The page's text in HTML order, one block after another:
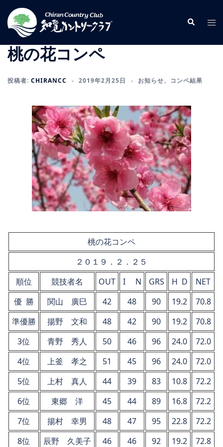
ン
検
索
ト
ル
桃の花コンペ
投稿者: CHIRANCC 2019年2月25日 お知らせ、 コンペ結果
桃の花コンペ
２０１９．２．２５
順位
競技者名 OUT I N GRS H D
NET
優 勝
関山 廣巳 42 48 90 19.2
70.8
準優勝
揚野 文和 48 42 90 19.2
70.8
3位
青野 秀人 50 46 96 24.0
72.0
4位
上釜 孝之 51 45 96 24.0
72.0
5位
上村 真人 44 39 83 10.8
72.2
6位
東郷 洋 45 44 89 16.8
72.2
7位
揚村 幸男 48 47 95 22.8
72.2
8位
辰野 久美子 46 46 92 19.2
72.8